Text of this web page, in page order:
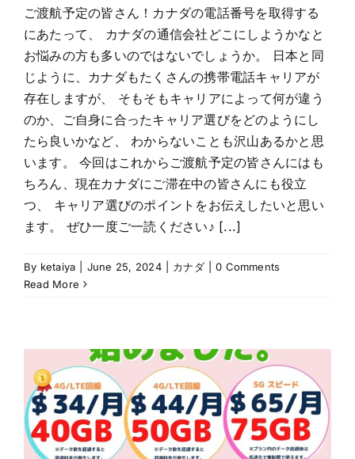
ご渡航予定の皆さん！カナダの電話番号を取得する
にあたって、 カナダの通信会社どこにしようかなと
お悩みの方も多いのではないでしょうか。 日本と同
じように、カナダもたくさんの携帯電話キャリアが
存在しますが、 そもそもキャリアによって何が違う
のか、ご自身に合ったキャリア選びをどのようにし
たら良いかなど、 わからないことも沢山あるかと思
います。 今回はこれからご渡航予定の皆さんにはも
ちろん、現在カナダにご滞在中の皆さんにも役立
つ、 キャリア選びのポイントをお伝えしたいと思い
ます。 ぜひ一度ご一読ください♪ [...]
By ketaiya June 25, 2024 カナダ
0 Comments
Read More